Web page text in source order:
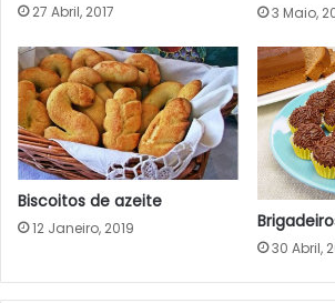
27 Abril, 2017 3 Maio,
Biscoitos de azeite
12 Janeiro, 2019
30 Abril,